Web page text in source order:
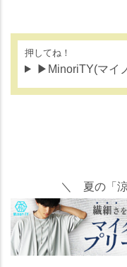
押してね！
▶MinoriTY(マイ
＼ 夏の「涼